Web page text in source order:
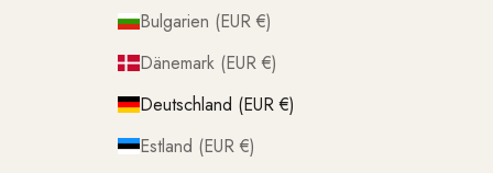
Bulgarien (EUR €)
Dänemark (EUR €)
Deutschland (EUR €)
Estland (EUR €)